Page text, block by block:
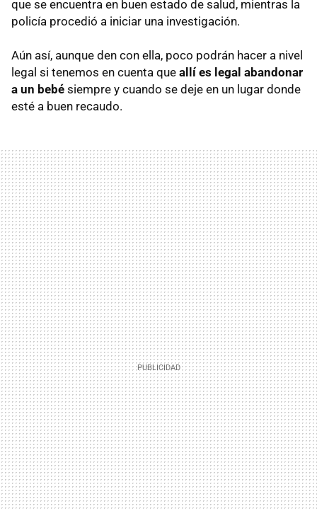
que se encuentra en buen estado de salud, mientras la
policía procedió a iniciar una investigación.
Aún así, aunque den con ella, poco podrán hacer a nivel
legal si tenemos en cuenta que allí es legal abandonar
a un bebé siempre y cuando se deje en un lugar donde
esté a buen recaudo.